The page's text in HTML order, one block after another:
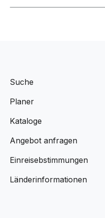
Suche
Planer
Kataloge
Angebot anfragen
Einreisebstimmungen
Länderinformationen